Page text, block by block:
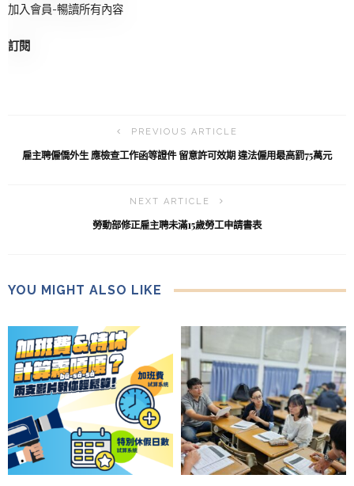
加入會員-暢讀所有內容
訂閱
PREVIOUS ARTICLE
雇主聘僱僑外生 應檢查工作函等證件 留意許可效期 違法僱用最高罰75萬元
NEXT ARTICLE
勞動部修正雇主聘未滿15歲勞工申請書表
YOU MIGHT ALSO LIKE